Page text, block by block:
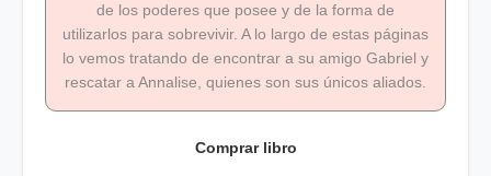
de los poderes que posee y de la forma de
utilizarlos para sobrevivir. A lo largo de estas páginas
lo vemos tratando de encontrar a su amigo Gabriel y
rescatar a Annalise, quienes son sus únicos aliados.
Comprar libro